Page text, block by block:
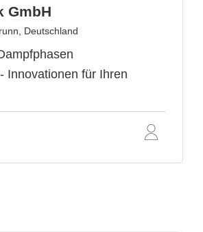
GmbH
Deutschland
Innovationen für Ihren